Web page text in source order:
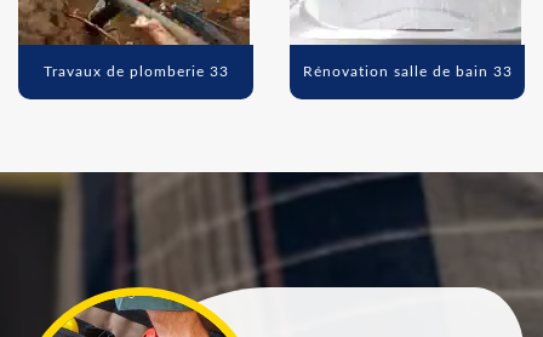
Travaux de plomberie 33 Rénovation salle de bain 33